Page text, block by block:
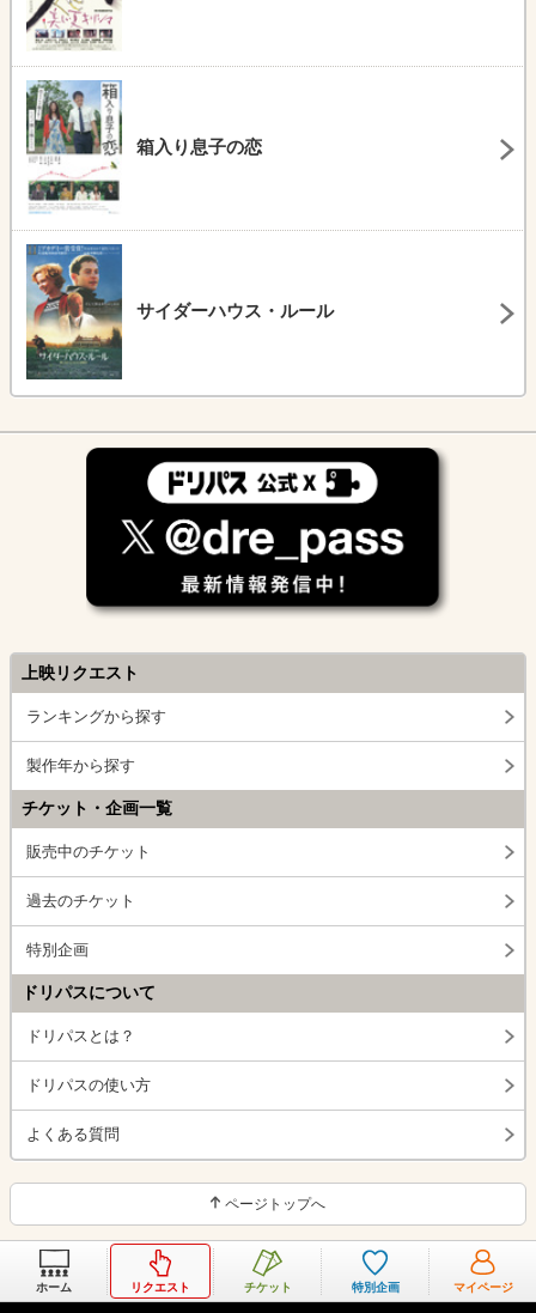
箱入り息子の恋
サイダーハウス・ルール
上映リクエスト
ランキングから探す
製作年から探す
チケット・企画一覧
販売中のチケット
過去のチケット
特別企画
ドリパスについて
ドリパスとは？
ドリパスの使い方
よくある質問
ページトップへ
ホーム リクエスト チケット 特別企画 マイページ